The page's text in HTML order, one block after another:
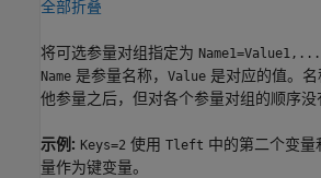
全部折叠
将可选参量对组指定为
Name 是参量名称， Value 是对应的值。
他参量之后，但对各个参量对组的顺序没
示例: Keys=2 使用 Tleft 中的第二个变量
量作为键变量。